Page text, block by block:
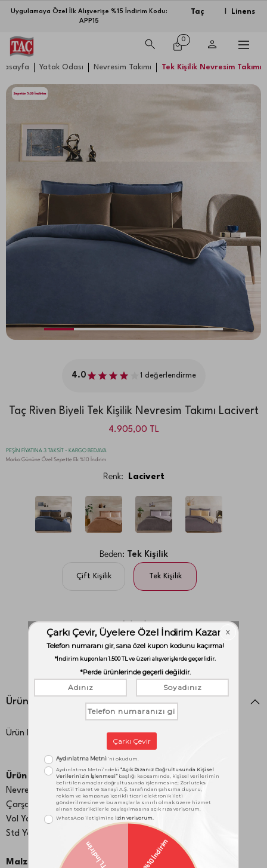
Uygulamaya Özel İlk Alışverişe %15 İndirim Kodu:
APP15
Taç Linens
0
Yatak Odası Nevresim Takımı Tek Kişilik Nevresim Takımı
4.0 1 değerlendirme
Taç Riven Biyeli Tek Kişilik Nevresim Takımı Lacivert
4.905,00 TL
PEŞİN FİYATINA 3 TAKSİT - KARGO BEDAVA
Marka Gününe Özel Sepette Ek %10 İndirim
Renk: Lacivert
Beden: Tek Kişilik
Çift Kişilik Tek Kişilik
Adet:1
adet
Ürün Detayları
Ürün Kodu:
Ürün İçeriği:
Nevresim:160x220 cm
Çarşaf:180x260 cm
Vol Yastık Kılıfı:50x70 cm 1 adet
Std Yastık Kılıfı: 50x70 cm 1 adet
Malzeme: